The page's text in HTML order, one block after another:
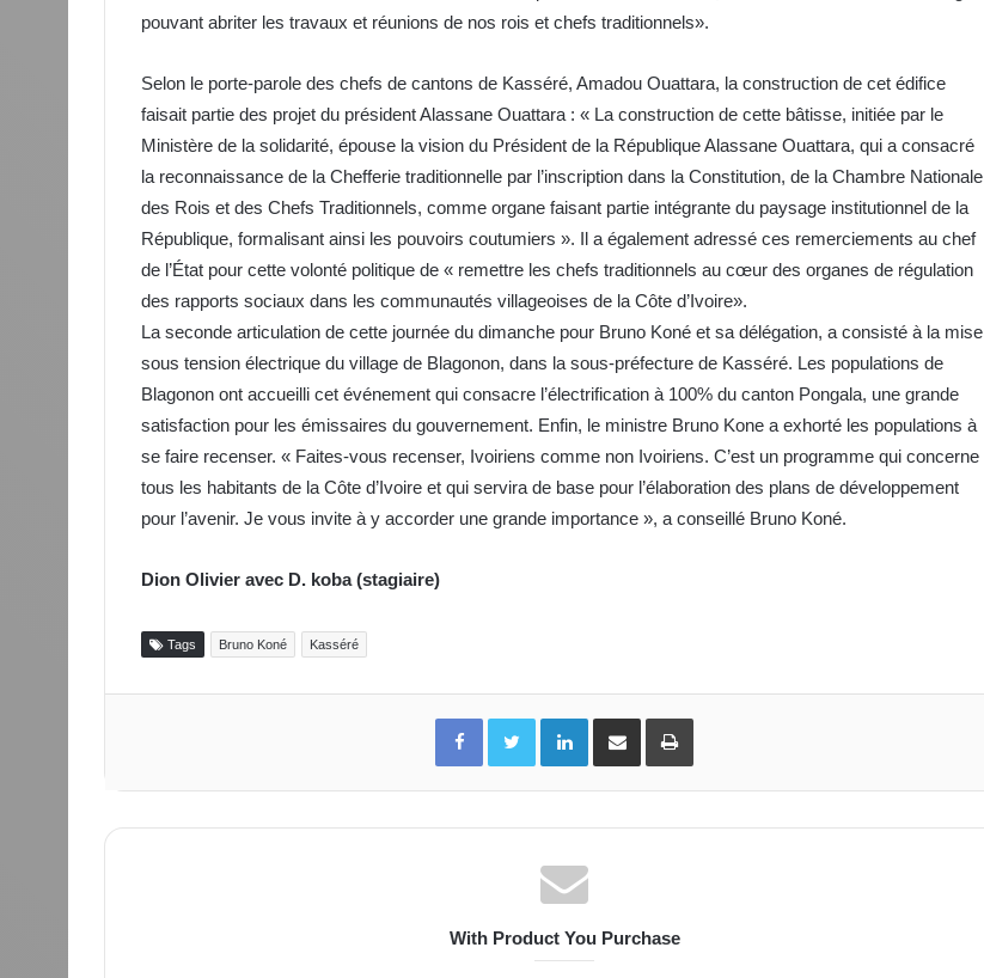
pouvant abriter les travaux et réunions de nos rois et chefs traditionnels».
Selon le porte-parole des chefs de cantons de Kasséré, Amadou Ouattara, la construction de cet édifice
faisait partie des projet du président Alassane Ouattara : « La construction de cette bâtisse, initiée par le
Ministère de la solidarité, épouse la vision du Président de la République Alassane Ouattara, qui a consacré
la reconnaissance de la Chefferie traditionnelle par l’inscription dans la Constitution, de la Chambre Nationale
des Rois et des Chefs Traditionnels, comme organe faisant partie intégrante du paysage institutionnel de la
République, formalisant ainsi les pouvoirs coutumiers ». Il a également adressé ces remerciements au chef
de l’État pour cette volonté politique de « remettre les chefs traditionnels au cœur des organes de régulation
des rapports sociaux dans les communautés villageoises de la Côte d’Ivoire».
La seconde articulation de cette journée du dimanche pour Bruno Koné et sa délégation, a consisté à la mise
sous tension électrique du village de Blagonon, dans la sous-préfecture de Kasséré. Les populations de
Blagonon ont accueilli cet événement qui consacre l’électrification à 100% du canton Pongala, une grande
satisfaction pour les émissaires du gouvernement. Enfin, le ministre Bruno Kone a exhorté les populations à
se faire recenser. « Faites-vous recenser, Ivoiriens comme non Ivoiriens. C’est un programme qui concerne
tous les habitants de la Côte d’Ivoire et qui servira de base pour l’élaboration des plans de développement
pour l’avenir. Je vous invite à y accorder une grande importance », a conseillé Bruno Koné.
Dion Olivier avec D. koba (stagiaire)
Tags Bruno Koné Kasséré
FacebookTwitter LinkedinPartager par email Imprimer
With Product You Purchase